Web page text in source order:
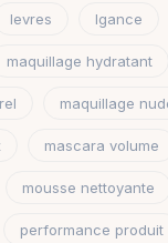
levres lgance
maquillage hydratant
maquillage
mascara volume
mousse nettoyante
performance produit